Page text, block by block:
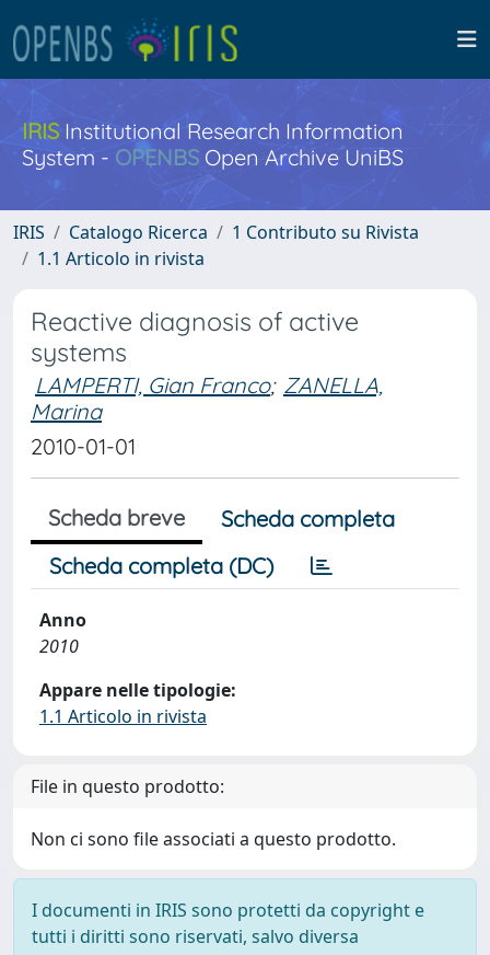
IRISInstitutional Research Information
System - OPENBS Open Archive UniBS
IRIS Catalogo Ricerca
1 Contributo su Rivista
1.1 Articolo in rivista
Reactive diagnosis of active
systems
LAMPERTI, Gian Franco; ZANELLA,
Marina
2010-01-01
Scheda breve
Scheda completa
Scheda completa (DC)
Anno
2010
Appare nelle tipologie:
1.1 Articolo in rivista
File in questo prodotto:
Non ci sono file associati a questo prodotto.
I documenti in IRIS sono protetti da copyright e
tutti i diritti sono riservati, salvo diversa